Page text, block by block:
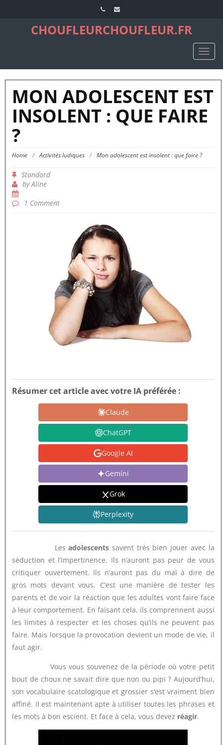
CHOUFLEURCHOUFLEUR.FR
MON ADOLESCENT EST
INSOLENT : QUE FAIRE
?
Home / Activités ludiques / Mon adolescent est insolent : que faire ?
Standard
byAline
1 Comment
Résumer cet article avec votre IA préférée :
Claude
ChatGPT
Google AI
Gemini
Grok
Perplexity
Lesadolescentssavent très bien jouer avec la
séduction et l’impertinence. Ils n’auront pas peur de vous
critiquer ouvertement. Ils n’auront pas du mal à dire de
gros mots devant vous. C’est une manière de tester les
parents et de voir la réaction que les adultes vont faire face
à leur comportement. En faisant cela, ils comprennent aussi
les limites à respecter et les choses qu’ils ne peuvent pas
faire. Mais lorsque la provocation devient un mode de vie, il
faut agir.
Vous vous souvenez de la période où votre petit
bout de choux ne savait dire que non ou pipi ? Aujourd’hui,
son vocabulaire scatologique et grossier s’est vraiment bien
affiné. Il est maintenant apte à utiliser toutes les phrases et
les mots à bon escient. Et face à cela, vous devez réagir.